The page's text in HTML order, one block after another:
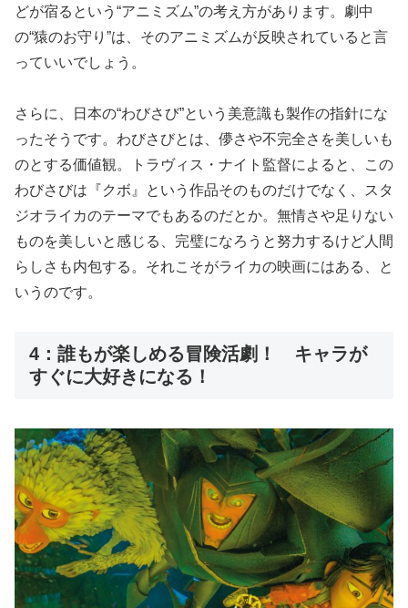
どが宿るという“アニミズム”の考え方があります。劇中
の“猿のお守り”は、そのアニミズムが反映されていると言
っていいでしょう。
さらに、日本の“わびさび”という美意識も製作の指針にな
ったそうです。わびさびとは、儚さや不完全さを美しいも
のとする価値観。トラヴィス・ナイト監督によると、この
わびさびは『クボ』という作品そのものだけでなく、スタ
ジオライカのテーマでもあるのだとか。無情さや足りない
ものを美しいと感じる、完璧になろうと努力するけど人間
らしさも内包する。それこそがライカの映画にはある、と
いうのです。
4：誰もが楽しめる冒険活劇！ キャラが
すぐに大好きになる！